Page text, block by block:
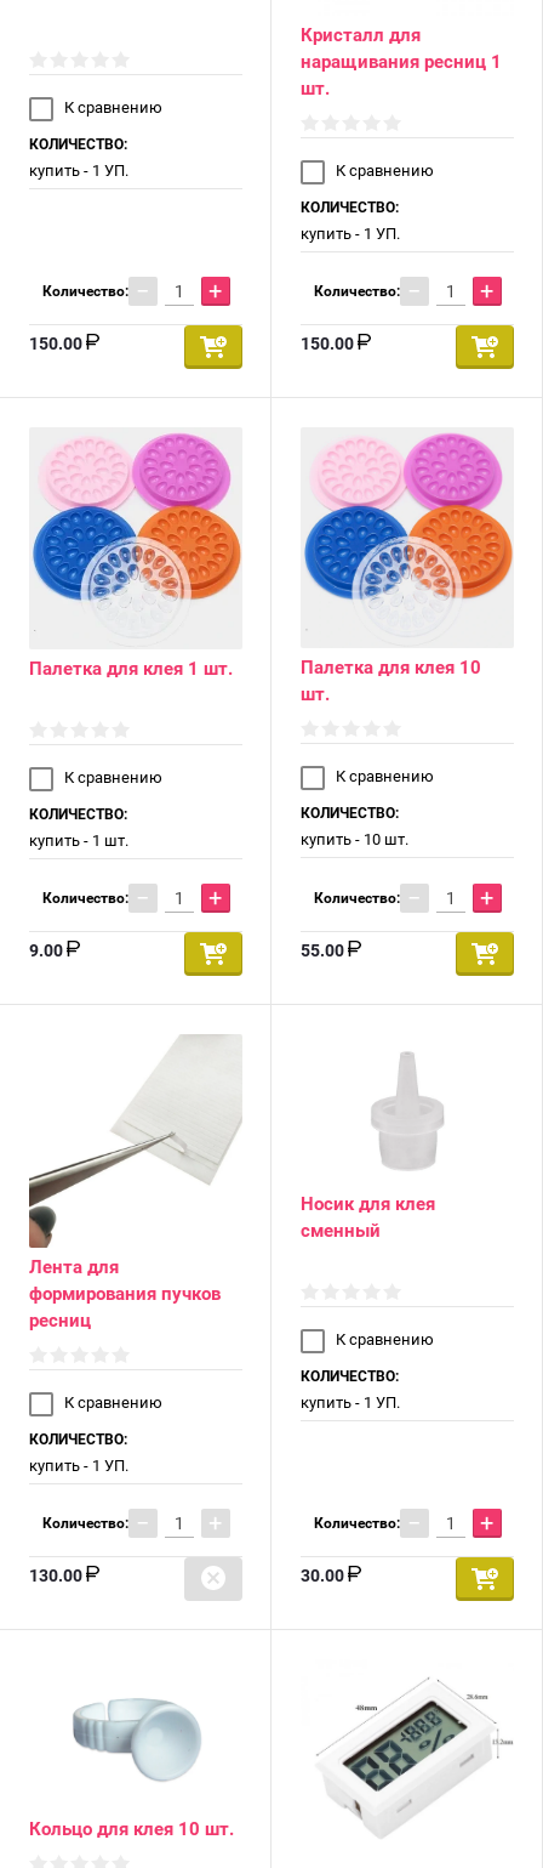
К сравнению
КОЛИЧЕСТВО:
купить - 1 УП.
Количество: − +
150.00
Кристалл для
наращивания ресниц 1
шт.
К сравнению
КОЛИЧЕСТВО:
купить - 1 УП.
Количество: − +
150.00
Палетка для клея 1 шт.
К сравнению
КОЛИЧЕСТВО:
купить - 1 шт.
Количество: − +
9.00
Палетка для клея 10
шт.
К сравнению
КОЛИЧЕСТВО:
купить - 10 шт.
Количество: − +
55.00
Лента для
формирования пучков
ресниц
К сравнению
КОЛИЧЕСТВО:
купить - 1 УП.
Количество: − +
130.00
Носик для клея
сменный
К сравнению
КОЛИЧЕСТВО:
купить - 1 УП.
Количество: − +
30.00
Кольцо для клея 10 шт.